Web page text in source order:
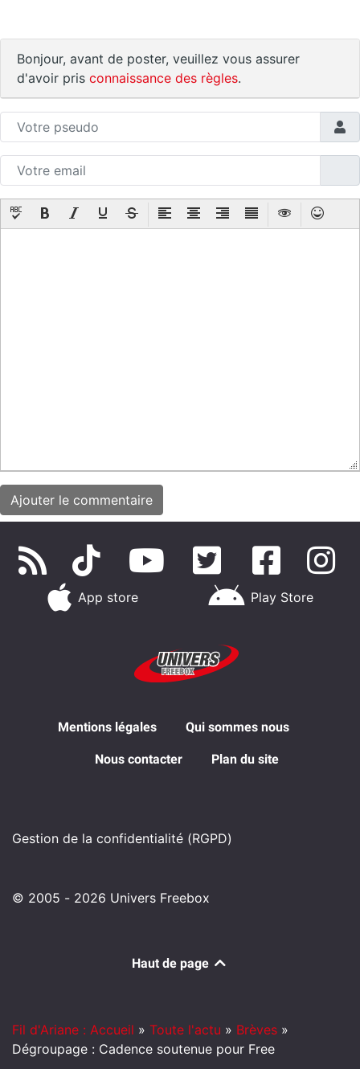
Bonjour, avant de poster, veuillez vous assurer
d'avoir pris connaissance des règles.
App store Play Store
Mentions légales Qui sommes nous
Nous contacter Plan du site
Gestion de la confidentialité (RGPD)
© 2005 - 2026 Univers Freebox
Haut de page
Fil d'Ariane : Accueil » Toute l'actu » Brèves »
Dégroupage : Cadence soutenue pour Free